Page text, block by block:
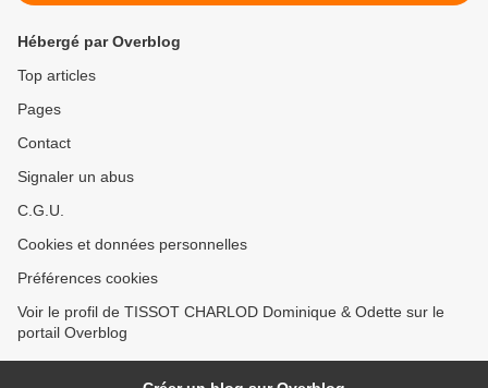
Hébergé par Overblog
Top articles
Pages
Contact
Signaler un abus
C.G.U.
Cookies et données personnelles
Préférences cookies
Voir le profil de TISSOT CHARLOD Dominique & Odette sur le
portail Overblog